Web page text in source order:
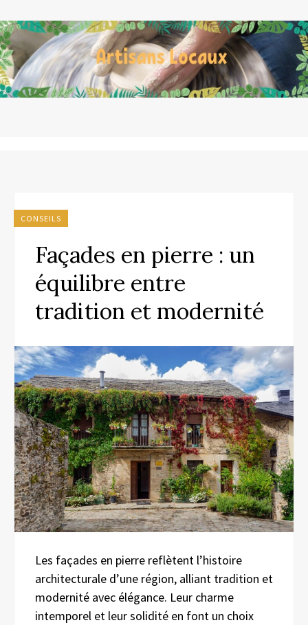
CONSEILS
Façades en pierre : un
équilibre entre
tradition et modernité
Les façades en pierre reflètent l’histoire
architecturale d’une région, alliant tradition et
modernité avec élégance. Leur charme
intemporel et leur solidité en font un choix